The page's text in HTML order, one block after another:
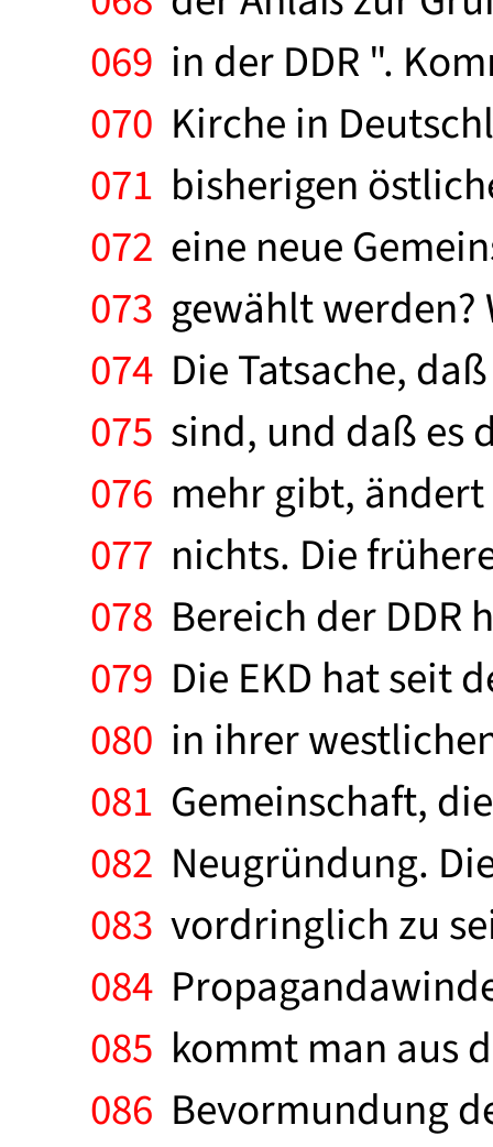
069 in der DDR ".
070 Kirche in
071 bisherigen
072 eine neue
073 gewählt werden?
074 Die Tatsache,
075 sind, und daß es
076 mehr gibt,
077 nichts. Die
078 Bereich der
079 Die EKD hat seit
080 in ihrer
081 Gemeinschaft,
082 Neugründung.
083 vordringlich zu
084
085 kommt man aus
086 Bevormundung